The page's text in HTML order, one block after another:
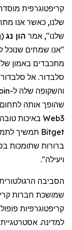
קריפטוגרפית
שלנו, כאשר אנו
שלנו", אמר הון נג (
"אנו שמחים שנוכל
מתכבדים באמון של
סלבדור. אל
והשקופה שלה ל-
שהופך אותה
Web3 באיכות
Bitget תמשיך
ברורות שתומכות
ויעילה".
הסביבה
שמושכת חברות
קריפטוגרפיות
למדינה.